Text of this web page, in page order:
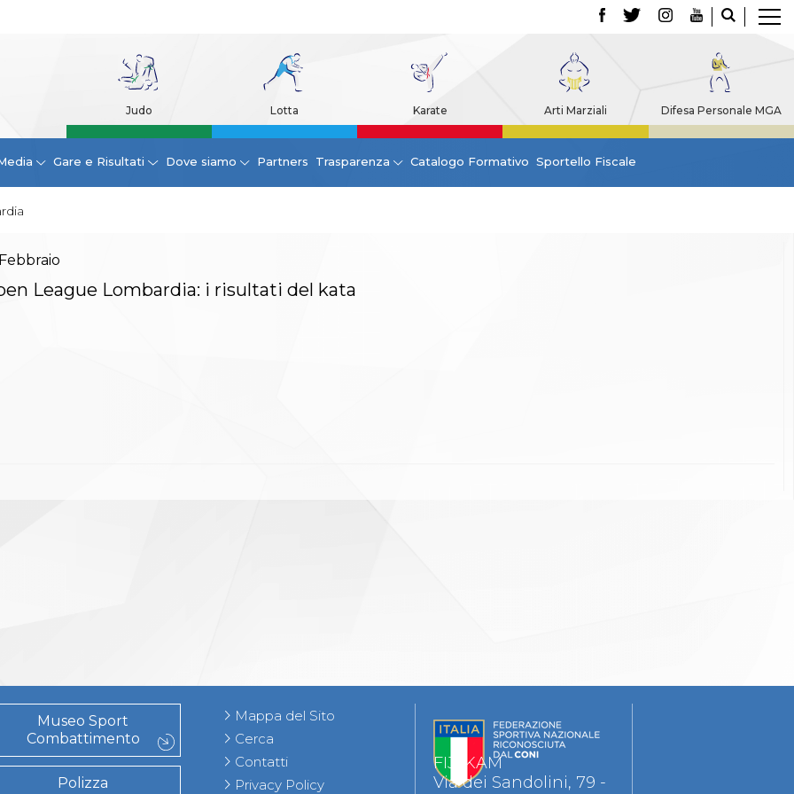
Judo Lotta Karate Arti Marziali Difesa Personale MGA
Gare e Risultati Dove siamo Partners Trasparenza Catalogo Formativo Sportello Fiscale
Febbraio
League Lombardia: i risultati del kata
Museo Sport
Combattimento
Polizza
Mappa del Sito
Cerca
Contatti
Privacy Policy
FIJLKAM
Via dei Sandolini, 79 -